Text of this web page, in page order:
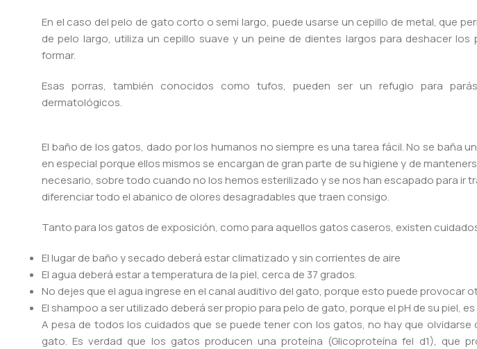
En el caso del pelo de gato corto o semi largo, puede usarse un cepillo de metal, que
de pelo largo, utiliza un cepillo suave y un peine de dientes largos para deshacer
formar.
Esas porras, también conocidos como tufos, pueden ser un refugio para
dermatológicos.
El baño de los gatos, dado por los humanos no siempre es una tarea fácil. No se baña
en especial porque ellos mismos se encargan de gran parte de su higiene y de
necesario, sobre todo cuando no los hemos esterilizado y se nos han escapado para ir
diferenciar todo el abanico de olores desagradables que traen consigo.
Tanto para los gatos de exposición, como para aquellos gatos caseros, existen
El lugar de baño y secado deberá estar climatizado y sin corrientes de aire
El agua deberá estar a temperatura de la piel, cerca de 37 grados.
No dejes que el agua ingrese en el canal auditivo del gato, porque esto puede provocar
El shampoo a ser utilizado deberá ser propio para pelo de gato, porque el pH de su piel,
A pesa de todos los cuidados que se puede tener con los gatos, no hay que olvidarse
gato. Es verdad que los gatos producen una proteína (Glicoproteína fel d1), que